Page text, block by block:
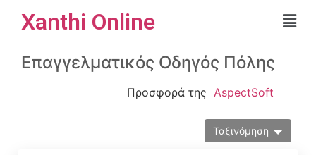
Xanthi Online
Επαγγελματικός Οδηγός Πόλης
Προσφορά της AspectSoft
Ταξινόμηση